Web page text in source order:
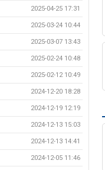
2025-04-25 17:31
2025-03-24 10:44
2025-03-07 13:43
2025-02-24 10:48
2025-02-12 10:49
2024-12-20 18:28
2024-12-19 12:19
2024-12-13 15:03
2024-12-13 14:41
2024-12-05 11:46